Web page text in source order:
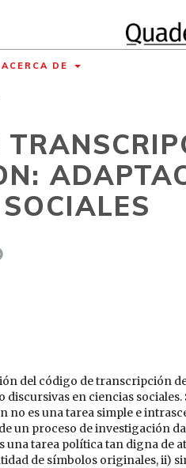
ACERCA DE
del código de transcripción
en ciencias
no es una tarea simple e
un proceso de investigación
una tarea política tan digna de
de símbolos originales, ii)